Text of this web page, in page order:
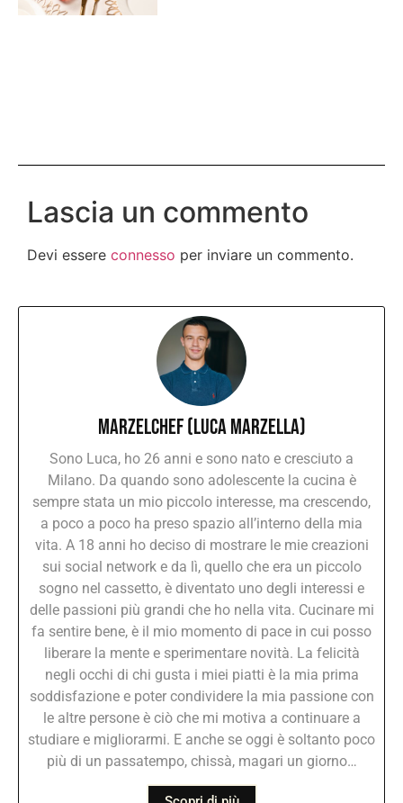
Lascia un commento
Devi essere connesso per inviare un commento.
marzelchef (Luca Marzella)
Sono Luca, ho 26 anni e sono nato e cresciuto a
Milano. Da quando sono adolescente la cucina è
sempre stata un mio piccolo interesse, ma crescendo,
a poco a poco ha preso spazio all’interno della mia
vita. A 18 anni ho deciso di mostrare le mie creazioni
sui social network e da lì, quello che era un piccolo
sogno nel cassetto, è diventato uno degli interessi e
delle passioni più grandi che ho nella vita. Cucinare mi
fa sentire bene, è il mio momento di pace in cui posso
liberare la mente e sperimentare novità. La felicità
negli occhi di chi gusta i miei piatti è la mia prima
soddisfazione e poter condividere la mia passione con
le altre persone è ciò che mi motiva a continuare a
studiare e migliorarmi. E anche se oggi è soltanto poco
più di un passatempo, chissà, magari un giorno…